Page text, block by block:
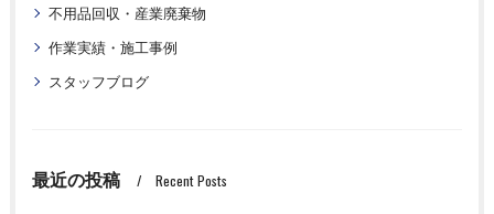
不用品回収・産業廃棄物
作業実績・施工事例
スタッフブログ
最近の投稿 Recent Posts